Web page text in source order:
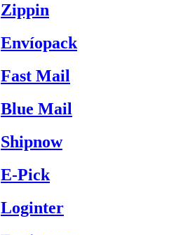
Zippin
Envíopack
Fast Mail
Blue Mail
Shipnow
E-Pick
Loginter